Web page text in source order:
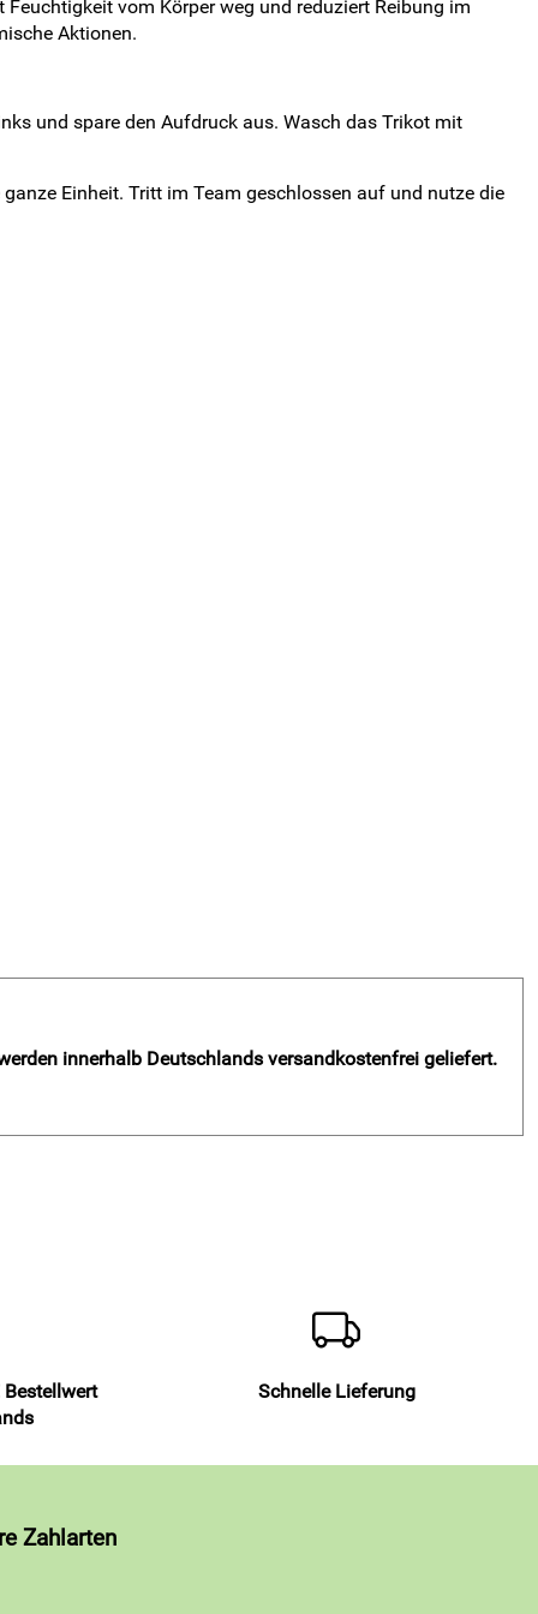
vom Körper weg und reduziert Reibung im
Aktionen.
und spare den Aufdruck aus. Wasch das Trikot mit
Einheit. Tritt im Team geschlossen auf und nutze die
innerhalb Deutschlands versandkostenfrei geliefert.
Schnelle Lieferung
Zahlarten